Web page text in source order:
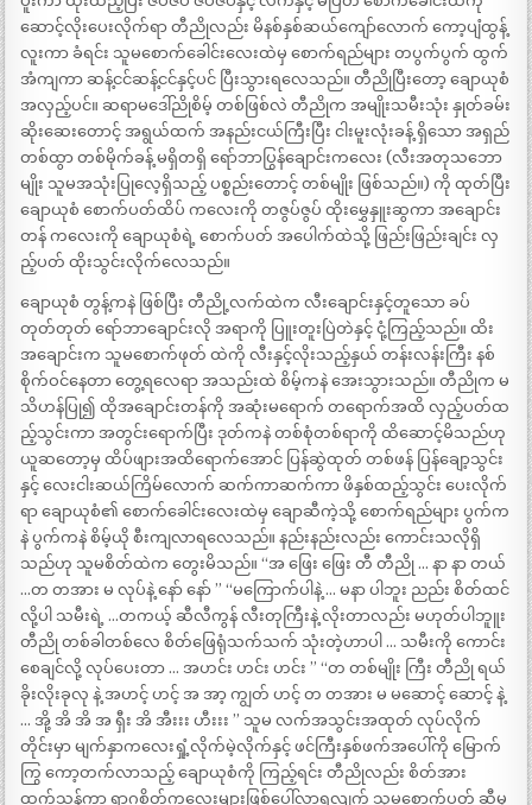
ဆောင့်လိုးပေးလိုက်ရာ တီညိုလည်း မိနစ်နှစ်ဆယ်ကျော်လောက် ကော့ပျံထွန့်
လူးကာ ခံရင်း သူမစောက်ခေါင်းလေးထဲမှ စောက်ရည်များ တပွက်ပွက် ထွက်
အံကျကာ ဆန့်ငင်ဆန့်ငင်နှင့်ပင် ပြီးသွားရလေသည်။ တီညိုပြီးတော့ ချောယုစံ
အလှည့်ပင်။ ဆရာမဒေါ်ညိုစိမ့် တစ်ဖြစ်လဲ တီညိုက အမျိုးသမီးသုံး နှုတ်ခမ်း
ဆိုးဆေးတောင့် အရွယ်ထက် အနည်းငယ်ကြီးပြီး ငါးမူးလုံးခန့် ရှိသော အရှည်
တစ်ထွာ တစ်မိုက်ခန့် မရှိတရှိ ရော်ဘာပြွန်ချောင်းကလေး (လီးအတုသဘော
မျိုး သူမအသုံးပြုလေ့ရှိသည့် ပစ္စည်းတောင့် တစ်မျိုး ဖြစ်သည်။) ကို ထုတ်ပြီး
ချောယုစံ စောက်ပတ်ထိပ် ကလေးကို တဇွပ်ဇွပ် ထိုးမွှေနှူးဆွကာ အချောင်း
တန် ကလေးကို ချောယုစံရဲ့ စောက်ပတ် အပေါက်ထဲသို့ ဖြည်းဖြည်းချင်း လှ
ည့်ပတ် ထိုးသွင်းလိုက်လေသည်။
ချောယုစံ တွန့်ကနဲ ဖြစ်ပြီး တီညို့လက်ထဲက လီးချောင်းနှင့်တူသော ခပ်
တုတ်တုတ် ရော်ဘာချောင်းလို အရာကို ပြူးတူးပြဲတဲနှင့် ငုံ့ကြည့်သည်။ ထိး
အချောင်းက သူမစောက်ဖုတ် ထဲကို လီးနှင့်လိုးသည့်နှယ် တန်းလန်းကြီး နစ်
စိုက်ဝင်နေတာ တွေ့ရလေရာ အသည်းထဲ စိမ့်ကနဲ အေးသွားသည်။ တီညိုက မ
သိဟန်ပြု၍ ထိုအချောင်းတန်ကို အဆုံးမရောက် တရောက်အထိ လှည့်ပတ်ထ
ည့်သွင်းကာ အတွင်းရောက်ပြီး ဒုတ်ကနဲ တစ်စုံတစ်ရာကို ထိဆောင့်မိသည်ဟု
ယူဆတော့မှ ထိပ်ဖျားအထိရောက်အောင် ပြန်ဆွဲထုတ် တစ်ဖန် ပြန်ချော့သွင်း
နှင့် လေးငါးဆယ်ကြိမ်လောက် ဆက်ကာဆက်ကာ ဖိနှစ်ထည့်သွင်း ပေးလိုက်
ရာ ချောယုစံ၏ စောက်ခေါင်းလေးထဲမှ ချောဆီကဲ့သို့ စောက်ရည်များ ပွက်က
နဲ ပွက်ကနဲ စိမ့်ယို စီးကျလာရလေသည်။ နည်းနည်းလည်း ကောင်းသလိုရှိ
သည်ဟု သူမစိတ်ထဲက တွေးမိသည်။ “အ ဖြေး ဖြေး တီ တီညို … နာ နာ တယ်
…တ တအား မ လုပ်နဲ့ နော် နော် ” “မကြောက်ပါနဲ့ … မနာ ပါဘူး ညည်း စိတ်ထင်
လို့ပါ သမီးရဲ့ …တကယ့် ဆီလီကွန် လီးတုကြီးနဲ့ လိုးတာလည်း မဟုတ်ပါဘူူး
တီညို တစ်ခါတစ်လေ စိတ်ဖြေရုံသက်သက် သုံးတဲ့ဟာပါ … သမီးကို ကောင်း
စေချင်လို့ လုပ်ပေးတာ … အဟင်း ဟင်း ဟင်း ” “တ တစ်မျိုး ကြီး တီညို ရယ်
ခိုးလိုးခုလု နဲ့ အဟင့် ဟင့် အ အာ့ ကျွတ် ဟင့် တ တအား မ မဆောင့် ဆောင့် နဲ့
… အို့ အိ အိ အ ရှီး အိ အီးးး ဟီးးး ” သူမ လက်အသွင်းအထုတ် လုပ်လိုက်
တိုင်းမှာ မျက်နှာကလေးရှုံ့လိုက်မဲ့လိုက်နှင့် ဖင်ကြီးနှစ်ဖက်အပေါ်ကို မြောက်
ကြွ ကော့တက်လာသည့် ချောယုစံကို ကြည့်ရင်း တီညိုလည်း စိတ်အား
ထက်သန်ကာ ရာဂစိတ်ကလေးများဖြစ်ပေါ်လာရလျက် သုမစောက်ပတ် ဆီမှ